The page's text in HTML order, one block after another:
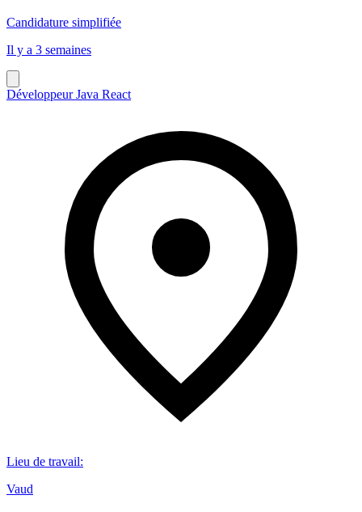
Candidature simplifiée
Il y a 3 semaines
Développeur Java React
Lieu de travail:
Vaud